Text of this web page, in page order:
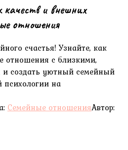
и внешних
отношения
счастья! Узнайте, как
отношения с близкими,
и создать уютный семейный
психологии на
Семейные отношенияАвтор: